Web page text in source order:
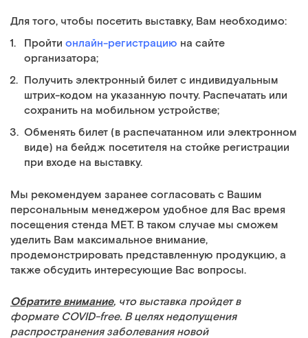
Для того, чтобы посетить выставку, Вам необходимо:
Пройти онлайн-регистрацию на сайте
организатора;
Получить электронный билет с индивидуальным
штрих-кодом на указанную почту. Распечатать или
сохранить на мобильном устройстве;
Обменять билет (в распечатанном или электронном
виде) на бейдж посетителя на стойке регистрации
при входе на выставку.
Мы рекомендуем заранее согласовать с Вашим
персональным менеджером удобное для Вас время
посещения стенда МЕТ. В таком случае мы сможем
уделить Вам максимальное внимание,
продемонстрировать представленную продукцию, а
также обсудить интересующие Вас вопросы.
Обратите внимание, что выставка пройдет в
формате COVID-free. В целях недопущения
распространения заболевания новой